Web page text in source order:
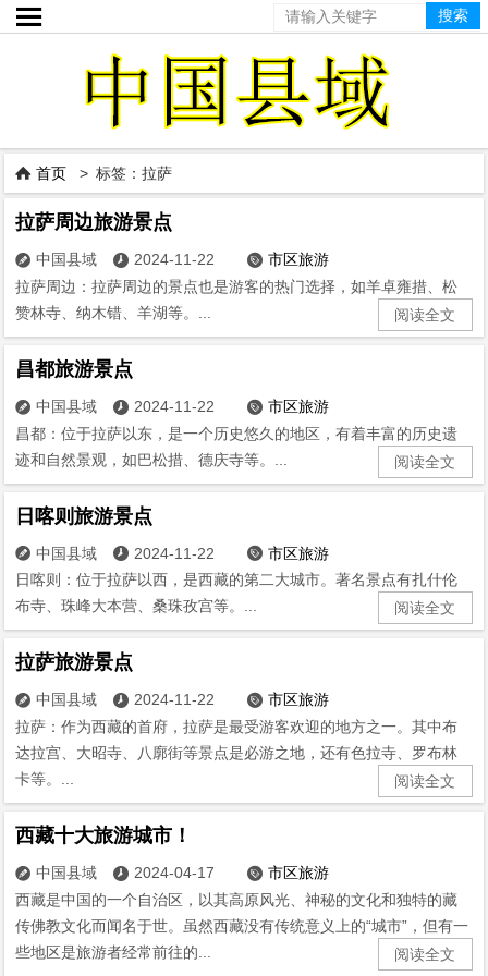

 首页 > 标签：拉萨
拉萨周边旅游景点
 中国县域  2024-11-22  市区旅游
拉萨周边：拉萨周边的景点也是游客的热门选择，如羊卓雍措、松
赞林寺、纳木错、羊湖等。...
阅读全文
昌都旅游景点
 中国县域  2024-11-22  市区旅游
昌都：位于拉萨以东，是一个历史悠久的地区，有着丰富的历史遗
迹和自然景观，如巴松措、德庆寺等。...
阅读全文
日喀则旅游景点
 中国县域  2024-11-22  市区旅游
日喀则：位于拉萨以西，是西藏的第二大城市。著名景点有扎什伦
布寺、珠峰大本营、桑珠孜宫等。...
阅读全文
拉萨旅游景点
 中国县域  2024-11-22  市区旅游
拉萨：作为西藏的首府，拉萨是最受游客欢迎的地方之一。其中布
达拉宫、大昭寺、八廓街等景点是必游之地，还有色拉寺、罗布林
卡等。...
阅读全文
西藏十大旅游城市！
 中国县域  2024-04-17  市区旅游
西藏是中国的一个自治区，以其高原风光、神秘的文化和独特的藏
传佛教文化而闻名于世。虽然西藏没有传统意义上的“城市”，但有一
些地区是旅游者经常前往的...
阅读全文